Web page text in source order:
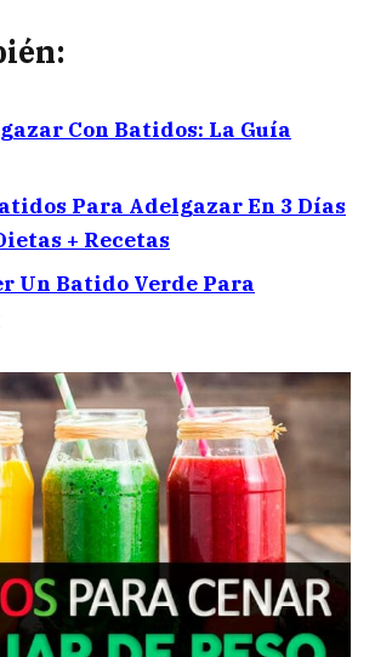
Con Batidos: La Guía
Para Adelgazar En 3 Días
+ Recetas
Un Batido Verde Para